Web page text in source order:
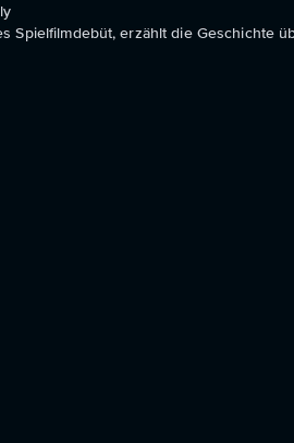
Spielfilmdebüt, erzählt die Geschichte